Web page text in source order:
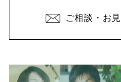
ご相談・お